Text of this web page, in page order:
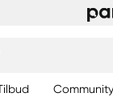
Community